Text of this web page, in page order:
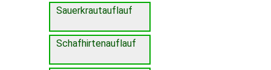
Sauerkrautauflauf
Schafhirtenauflauf